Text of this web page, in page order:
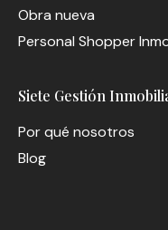
Siete Gestión
Por qué nosotros
Blog
Obra nueva
Personal Shopper